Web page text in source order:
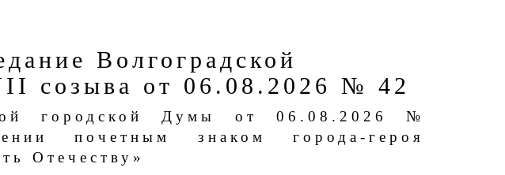
Волгоградской
созыва от 06.08.2026 № 42
городской Думы от 06.08.2026 №
почетным знаком города-героя
Отечеству»